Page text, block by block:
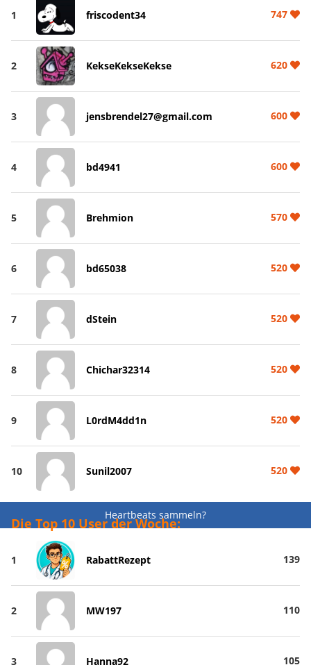
1 friscodent34 747
2 KekseKekseKekse 620
3 jensbrendel27@gmail.com 600
4 bd4941 600
5 Brehmion 570
6 bd65038 520
7 dStein 520
8 Chichar32314 520
9 L0rdM4dd1n 520
10 Sunil2007 520
Heartbeats sammeln?
Die Top 10 User der Woche:
1 RabattRezept 139
2 MW197 110
3 Hanna92 105